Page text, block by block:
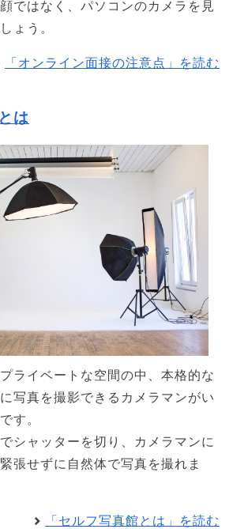
ではなく、パソコンのカメラを見
ょう。
「オンライン面接の注意点」を読む
は
ライベートな空間の中、本格的な
写真を撮影できるカメラマンがい
す。
シャッターを切り、カメラマンに
張せずに自然体で写真を撮れま
「セルフ写真館とは」を読む